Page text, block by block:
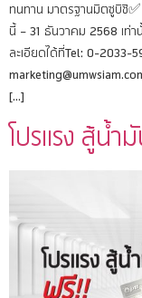
ทนทาน มาตรฐานมิตซูบิชิ✅
นี้ – 31 ธันวาคม 2568 เท่
ละเอียดได้ที่Tel: 0-2033-
[…]
โปรแรง สู้น้ำ